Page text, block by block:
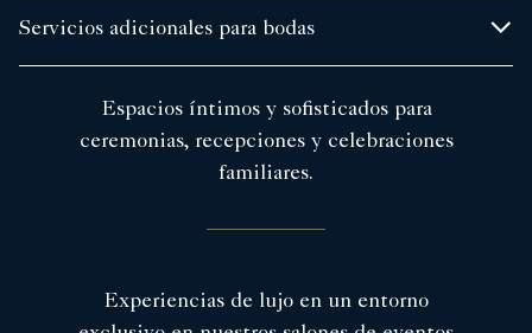
Servicios adicionales para bodas
Espacios íntimos y sofisticados para
ceremonias, recepciones y celebraciones
familiares.
Experiencias de lujo en un entorno